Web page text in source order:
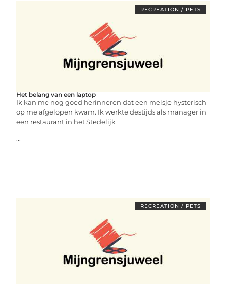
RECREATION / PETS
Het belang van een laptop
Ik kan me nog goed herinneren dat een meisje hysterisch
op me afgelopen kwam. Ik werkte destijds als manager in
een restaurant in het Stedelijk
...
RECREATION / PETS